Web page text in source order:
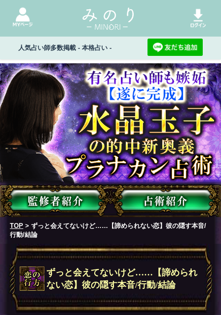
人気占い師多数掲載 - 本格占い -
TOP > ずっと会えてないけど……【諦められない恋】彼の隠す本音/
行動/結論
ずっと会えてないけど……【諦められ
ない恋】彼の隠す本音/行動/結論